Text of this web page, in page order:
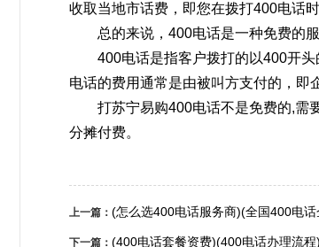
收取当地市话费，即您在拨打400电话
总的来说，400电话是一种免费的
400电话是指客户拨打的以400开
电话的费用通常是由被叫方支付的，即
打苏宁易购400电话不是免费的,需
分摊付费。
上一篇： (怎么选400电话服务商)(全国400电
下一篇： (400电话套餐资费)(400电话办理流程)